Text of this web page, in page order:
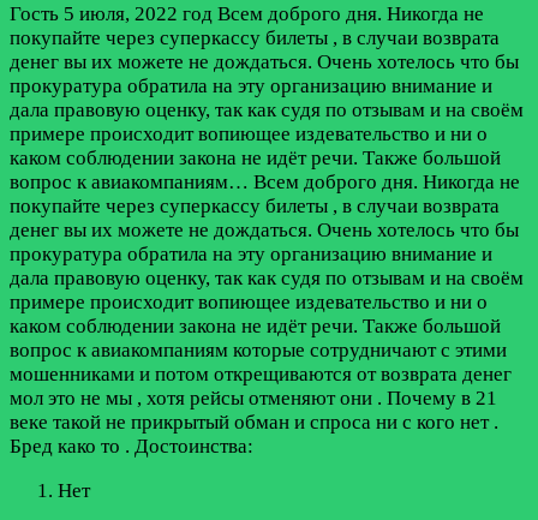
Гость 5 июля, 2022 год Всем доброго дня. Никогда не
покупайте через суперкассу билеты , в случаи возврата
денег вы их можете не дождаться. Очень хотелось что бы
прокуратура обратила на эту организацию внимание и
дала правовую оценку, так как судя по отзывам и на своём
примере происходит вопиющее издевательство и ни о
каком соблюдении закона не идёт речи. Также большой
вопрос к авиакомпаниям… Всем доброго дня. Никогда не
покупайте через суперкассу билеты , в случаи возврата
денег вы их можете не дождаться. Очень хотелось что бы
прокуратура обратила на эту организацию внимание и
дала правовую оценку, так как судя по отзывам и на своём
примере происходит вопиющее издевательство и ни о
каком соблюдении закона не идёт речи. Также большой
вопрос к авиакомпаниям которые сотрудничают с этими
мошенниками и потом открещиваются от возврата денег
мол это не мы , хотя рейсы отменяют они . Почему в 21
веке такой не прикрытый обман и спроса ни с кого нет .
Бред како то . Достоинства:
Нет